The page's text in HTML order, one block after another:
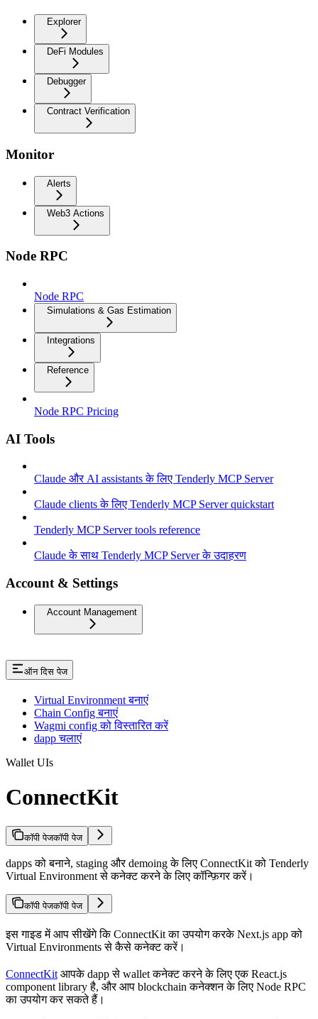
Explorer
DeFi Modules
Debugger
Contract Verification
Monitor
Alerts
Web3 Actions
Node RPC
Node RPC
Simulations & Gas Estimation
Integrations
Reference
Node RPC Pricing
AI Tools
Claude और AI assistants के लिए Tenderly MCP Server
Claude clients के लिए Tenderly MCP Server quickstart
Tenderly MCP Server tools reference
Claude के साथ Tenderly MCP Server के उदाहरण
Account & Settings
Account Management
ऑन दिस पेज
Virtual Environment बनाएं
Chain Config बनाएं
Wagmi config को विस्तारित करें
dapp चलाएं
Wallet UIs
ConnectKit
कॉपी पेजकॉपी पेज
dapps को बनाने, staging और demoing के लिए ConnectKit को Tenderly
Virtual Environment से कनेक्ट करने के लिए कॉन्फ़िगर करें।
कॉपी पेजकॉपी पेज
इस गाइड में आप सीखेंगे कि ConnectKit का उपयोग करके Next.js app को
Virtual Environments से कैसे कनेक्ट करें।
ConnectKit आपके dapp से wallet कनेक्ट करने के लिए एक React.js
component library है, और आप blockchain कनेक्शन के लिए Node RPC
का उपयोग कर सकते हैं।